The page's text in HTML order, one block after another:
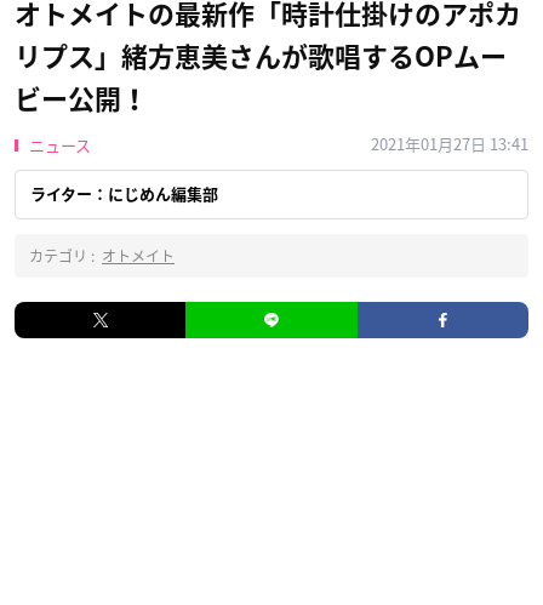
オトメイトの最新作「時計仕掛けのアポカ
リプス」緒方恵美さんが歌唱するOPムー
ビー公開！
ニュース 2021年01月27日 13:41
ライター：にじめん編集部
カテゴリ : オトメイト